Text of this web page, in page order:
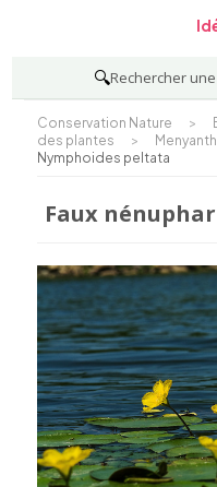
🔍Rechercher
Conservation Nature >
des plantes
>
Nymphoides peltata
Faux nénuphar